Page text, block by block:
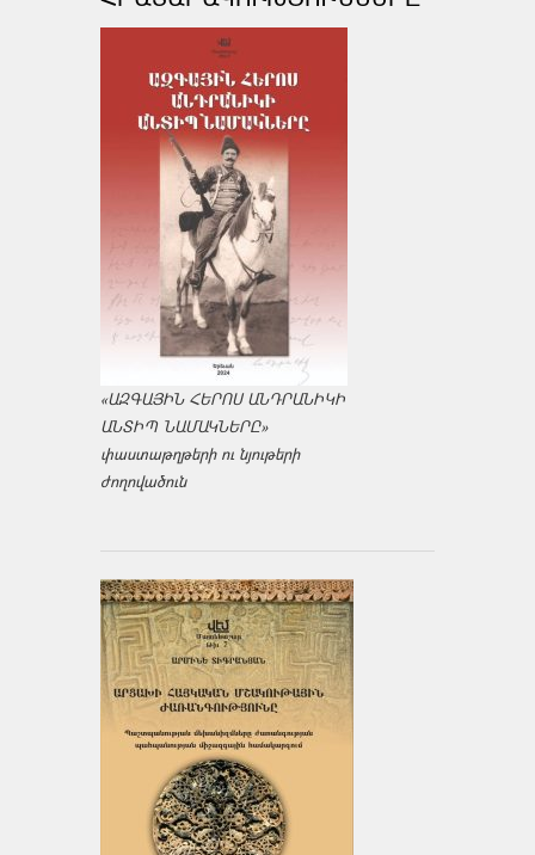
«ԱԶԳԱՅԻՆ ՀԵՐՈՍ ԱՆԴՐԱՆԻԿԻ
ԱՆՏԻՊ ՆԱՄԱԿՆԵՐԸ»
փաստաթղթերի ու նյութերի
ժողովածուն